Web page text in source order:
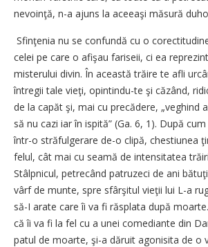
nevoinţă, n-a ajuns la aceeaşi măsură
Sfinţenia nu se confundă cu o
celei pe care o afişau fariseii, ci ea
misterului divin. În această trăire te afli
întregii tale vieţi, opintindu-te şi căzând,
de la capăt şi, mai cu precădere, „veghind
să nu cazi iar în ispită” (Ga. 6, 1). După
într-o străfulgerare de-o clipă, chestiunea
felul, cât mai cu seamă de intensitatea
Stâlpnicul, petrecând patruzeci de ani
vârf de munte, spre sfârşitul vieţii lui L-a
să-I arate care îi va fi răsplata după
că îi va fi la fel cu a unei comediante din
patul de moarte, şi-a dăruit agonisita de o